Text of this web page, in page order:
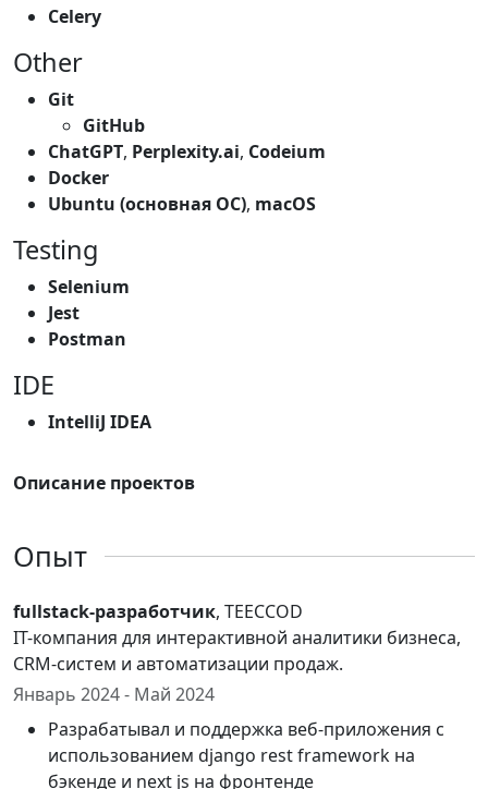
Celery
Other
Git
GitHub
ChatGPT, Perplexity.ai, Codeium
Docker
Ubuntu (основная ОС), macOS
Testing
Selenium
Jest
Postman
IDE
IntelliJ IDEA
Описание проектов
Опыт
fullstack-разработчик, TEECCOD
IT-компания для интерактивной аналитики бизнеса,
CRM-систем и автоматизации продаж.
Январь 2024 - Май 2024
Разрабатывал и поддержка веб-приложения с
использованием django rest framework на
бэкенде и next js на фронтенде